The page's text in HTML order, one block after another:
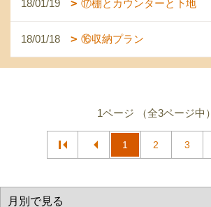
18/01/19 ⑰棚とカウンターと下地
18/01/18 ⑯収納プラン
1ページ （全3ページ中）
1 2 3